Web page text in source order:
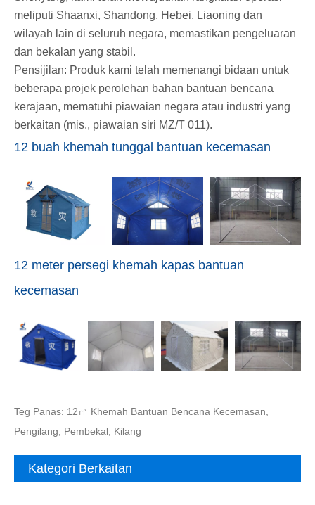
meliputi Shaanxi, Shandong, Hebei, Liaoning dan
wilayah lain di seluruh negara, memastikan pengeluaran
dan bekalan yang stabil.
Pensijilan: Produk kami telah memenangi bidaan untuk
beberapa projek perolehan bahan bantuan bencana
kerajaan, mematuhi piawaian negara atau industri yang
berkaitan (mis., piawaian siri MZ/T 011).
12 buah khemah tunggal bantuan kecemasan
12 meter persegi khemah kapas bantuan
kecemasan
Teg Panas: 12㎡ Khemah Bantuan Bencana Kecemasan,
Pengilang, Pembekal, Kilang
Kategori Berkaitan